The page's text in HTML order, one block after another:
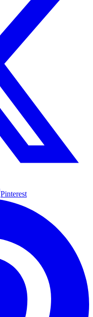
Pinterest